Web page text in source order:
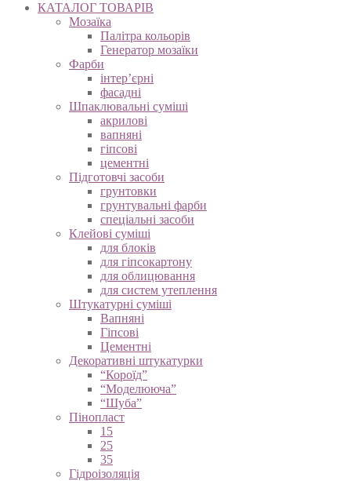
КАТАЛОГ ТОВАРІВ
Мозаїка
Палітра кольорів
Генератор мозаїки
Фарби
інтер’єрні
фасадні
Шпаклювальні суміші
акрилові
вапняні
гіпсові
цементні
Підготовчі засоби
грунтовки
грунтувальні фарби
спеціальні засоби
Клейові суміші
для блоків
для гіпсокартону
для облицювання
для систем утеплення
Штукатурні суміші
Вапняні
Гіпсові
Цементні
Декоративні штукатурки
“Короїд”
“Моделююча”
“Шуба”
Пінопласт
15
25
35
Гідроізоляція